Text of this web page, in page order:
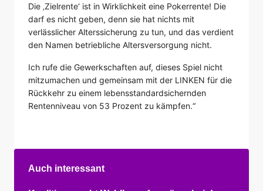
Die ‚Zielrente‘ ist in Wirklichkeit eine Pokerrente! Die
darf es nicht geben, denn sie hat nichts mit
verlässlicher Alterssicherung zu tun, und das verdient
den Namen betriebliche Altersversorgung nicht.
Ich rufe die Gewerkschaften auf, dieses Spiel nicht
mitzumachen und gemeinsam mit der LINKEN für die
Rückkehr zu einem lebensstandardsichernden
Rentenniveau von 53 Prozent zu kämpfen.“
Auch interessant